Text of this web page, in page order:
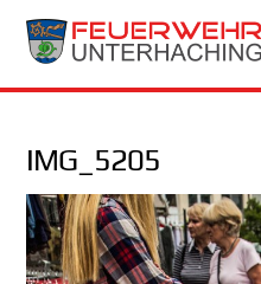
Skip
IMG_5205